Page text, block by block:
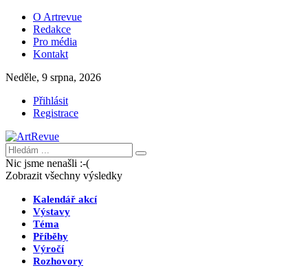
O Artrevue
Redakce
Pro média
Kontakt
Neděle, 9 srpna, 2026
Přihlásit
Registrace
Nic jsme nenašli :-(
Zobrazit všechny výsledky
Kalendář akcí
Výstavy
Téma
Příběhy
Výročí
Rozhovory